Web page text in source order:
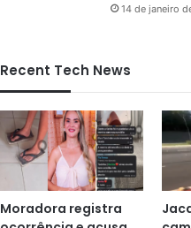
14 de janeiro
Recent Tech News
Moradora registra